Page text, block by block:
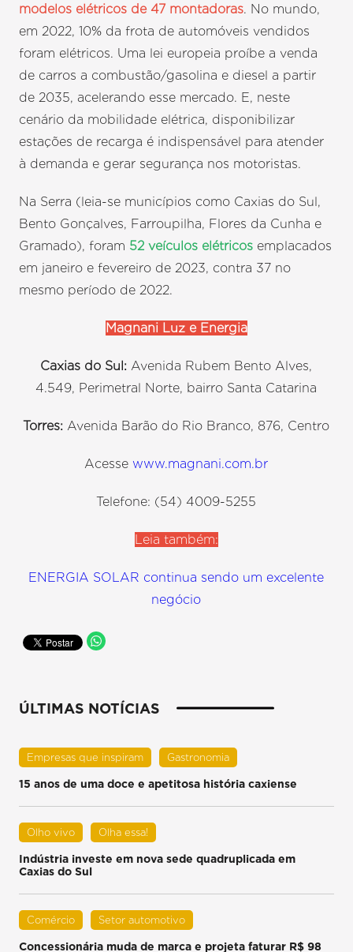
modelos elétricos de 47 montadoras. No mundo,
em 2022, 10% da frota de automóveis vendidos
foram elétricos. Uma lei europeia proíbe a venda
de carros a combustão/gasolina e diesel a partir
de 2035, acelerando esse mercado. E, neste
cenário da mobilidade elétrica, disponibilizar
estações de recarga é indispensável para atender
à demanda e gerar segurança nos motoristas.
Na Serra (leia-se municípios como Caxias do Sul,
Bento Gonçalves, Farroupilha, Flores da Cunha e
Gramado), foram 52 veículos elétricos emplacados
em janeiro e fevereiro de 2023, contra 37 no
mesmo período de 2022.
Magnani Luz e Energia
Caxias do Sul: Avenida Rubem Bento Alves,
4.549, Perimetral Norte, bairro Santa Catarina
Torres: Avenida Barão do Rio Branco, 876, Centro
Acesse www.magnani.com.br
Telefone: (54) 4009-5255
Leia também:
ENERGIA SOLAR continua sendo um excelente
negócio
ÚLTIMAS NOTÍCIAS
Empresas que inspiram Gastronomia
15 anos de uma doce e apetitosa história caxiense
Olho vivo Olha essa!
Indústria investe em nova sede quadruplicada em
Caxias do Sul
Comércio Setor automotivo
Concessionária muda de marca e projeta faturar R$ 98